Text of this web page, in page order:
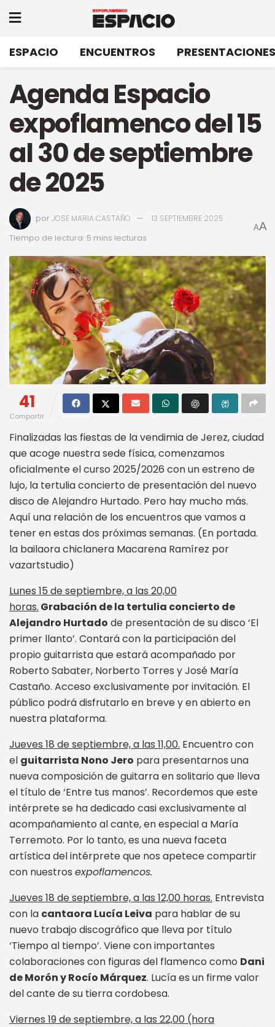
ESPACIO ENCUENTROS PRESENTACIONES
Agenda Espacio
expoflamenco del 15
al 30 de septiembre
de 2025
porJOSE MARIA CASTAÑO 13 SEPTIEMBRE 2025
Tiempo de lectura: 5 mins lecturas
AA
41
Compartir
Finalizadas las fiestas de la vendimia de Jerez, ciudad
que acoge nuestra sede física, comenzamos
oficialmente el curso 2025/2026 con un estreno de
lujo, la tertulia concierto de presentación del nuevo
disco de Alejandro Hurtado. Pero hay mucho más.
Aquí una relación de los encuentros que vamos a
tener en estas dos próximas semanas. (En portada.
la bailaora chiclanera Macarena Ramírez por
vazartstudio)
Lunes 15 de septiembre, a las 20,00
horas. Grabación de la tertulia concierto de
Alejandro Hurtado de presentación de su disco ‘El
primer llanto’. Contará con la participación del
propio guitarrista que estará acompañado por
Roberto Sabater, Norberto Torres y José María
Castaño. Acceso exclusivamente por invitación. El
público podrá disfrutarlo en breve y en abierto en
nuestra plataforma.
Jueves 18 de septiembre, a las 11,00. Encuentro con
el guitarrista Nono Jero para presentarnos una
nueva composición de guitarra en solitario que lleva
el título de ‘Entre tus manos’. Recordemos que este
intérprete se ha dedicado casi exclusivamente al
acompañamiento al cante, en especial a María
Terremoto. Por lo tanto, es una nueva faceta
artística del intérprete que nos apetece compartir
con nuestros expoflamencos.
Jueves 18 de septiembre, a las 12,00 horas. Entrevista
con la cantaora Lucía Leiva para hablar de su
nuevo trabajo discográfico que lleva por título
‘Tiempo al tiempo’. Viene con importantes
colaboraciones con figuras del flamenco como Dani
de Morón y Rocío Márquez. Lucía es un firme valor
del cante de su tierra cordobesa.
Viernes 19 de septiembre, a las 22,00 (hora